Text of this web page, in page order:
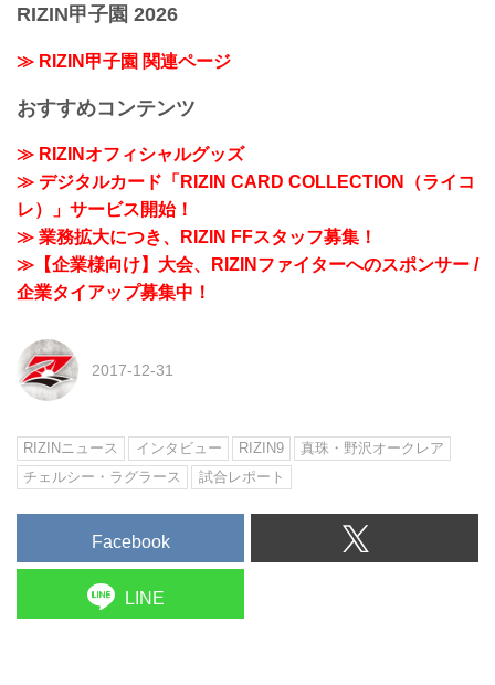
RIZIN甲子園 2026
≫ RIZIN甲子園 関連ページ
おすすめコンテンツ
≫ RIZINオフィシャルグッズ
≫ デジタルカード「RIZIN CARD COLLECTION（ライコ
レ）」サービス開始！
≫ 業務拡大につき、RIZIN FFスタッフ募集！
≫【企業様向け】大会、RIZINファイターへのスポンサー /
企業タイアップ募集中！
2017-12-31
RIZINニュース インタビュー RIZIN9
真珠・野沢オークレア
チェルシー・ラグラース
試合レポート
Facebook
LINE